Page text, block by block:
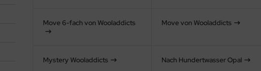
Move 6-fach von Wooladdicts Move von Wooladdicts
Mystery Wooladdicts Nach Hundertwasser Opal